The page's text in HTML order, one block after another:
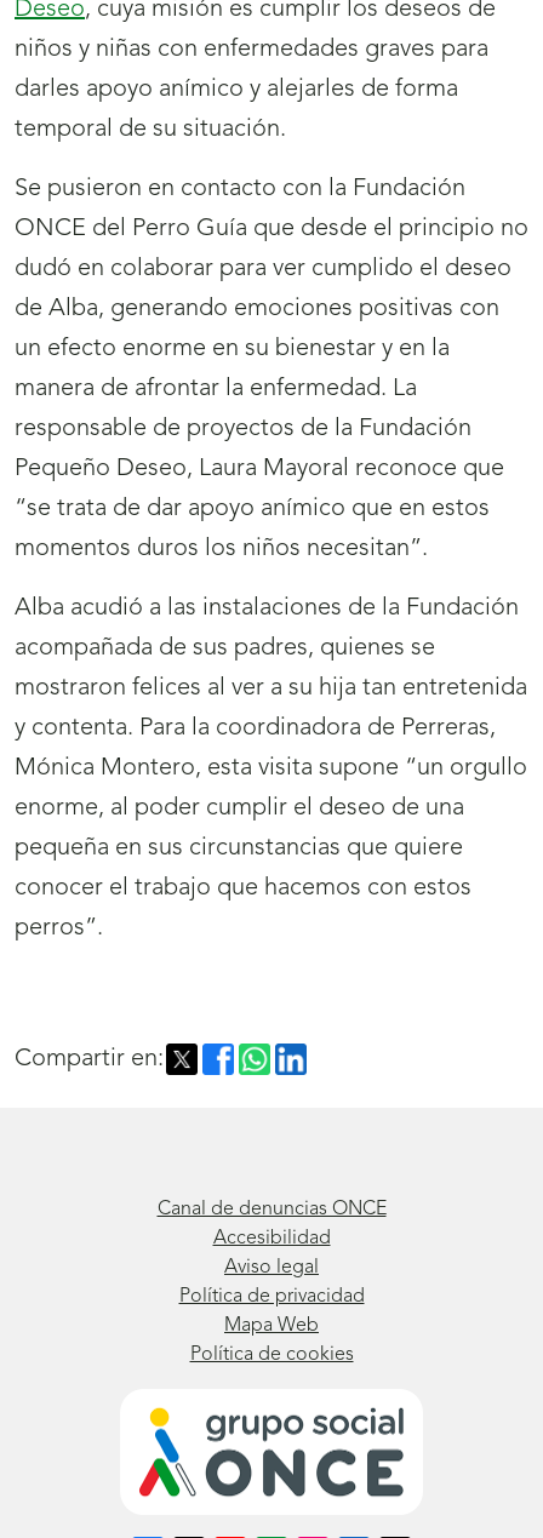
Deseo, cuya misión es cumplir los deseos de
niños y niñas con enfermedades graves para
darles apoyo anímico y alejarles de forma
temporal de su situación.
Se pusieron en contacto con la Fundación
ONCE del Perro Guía que desde el principio no
dudó en colaborar para ver cumplido el deseo
de Alba, generando emociones positivas con
un efecto enorme en su bienestar y en la
manera de afrontar la enfermedad. La
responsable de proyectos de la Fundación
Pequeño Deseo, Laura Mayoral reconoce que
“se trata de dar apoyo anímico que en estos
momentos duros los niños necesitan”.
Alba acudió a las instalaciones de la Fundación
acompañada de sus padres, quienes se
mostraron felices al ver a su hija tan entretenida
y contenta. Para la coordinadora de Perreras,
Mónica Montero, esta visita supone “un orgullo
enorme, al poder cumplir el deseo de una
pequeña en sus circunstancias que quiere
conocer el trabajo que hacemos con estos
perros”.
Compartir en:
Canal de denuncias ONCE
Accesibilidad
Aviso legal
Política de privacidad
Mapa Web
Política de cookies